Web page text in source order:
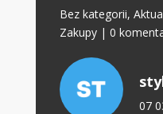
Bez kategorii,
Zakupy| 0
07